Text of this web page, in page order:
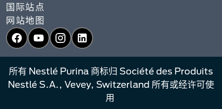
国际站点
网站地图
Facebook
YouTubeInstagram
LinkedIn
所有 Nestlé Purina 商标归 Société des Produits
Nestlé S.A., Vevey, Switzerland 所有或经许可使
用